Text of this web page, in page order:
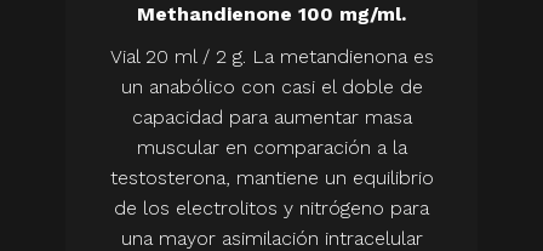
Methandienone 100 mg/ml.
Vial 20 ml / 2 g. La metandienona es
un anabólico con casi el doble de
capacidad para aumentar masa
muscular en comparación a la
testosterona, mantiene un equilibrio
de los electrolitos y nitrógeno para
una mayor asimilación intracelular